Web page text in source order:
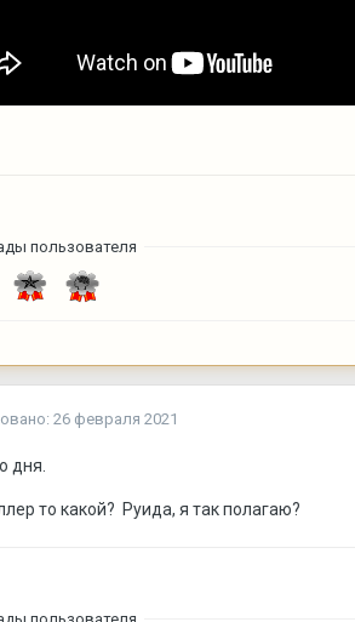
пользователя
26 февраля 2021
дня.
то какой? Руида, я так полагаю?